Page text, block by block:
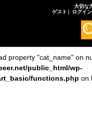
public_html/wp-
functions.php
on
property "cat_name" on
public_html/wp-
functions.php on
大切な
ゲスト
ログイン